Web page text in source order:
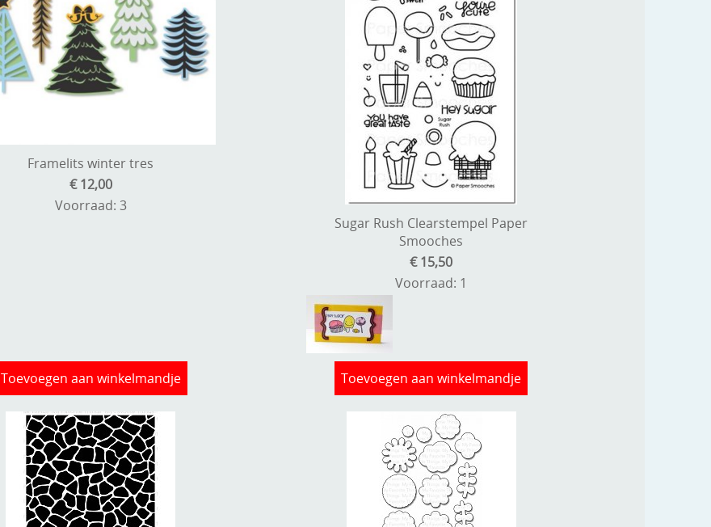
Framelits winter tres
€ 12,00
Voorraad: 3
Toevoegen aan winkelmandje
Sugar Rush Clearstempel Paper
Smooches
€ 15,50
Voorraad: 1
Toevoegen aan winkelmandje